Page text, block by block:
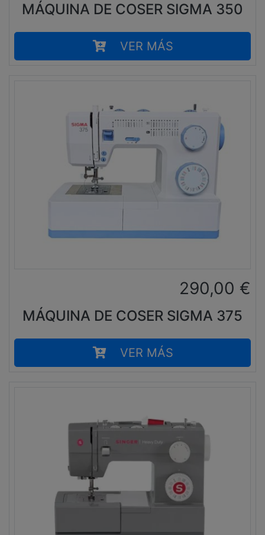
MÁQUINA DE COSER SIGMA 350
VER MÁS
290,00 €
MÁQUINA DE COSER SIGMA 375
VER MÁS